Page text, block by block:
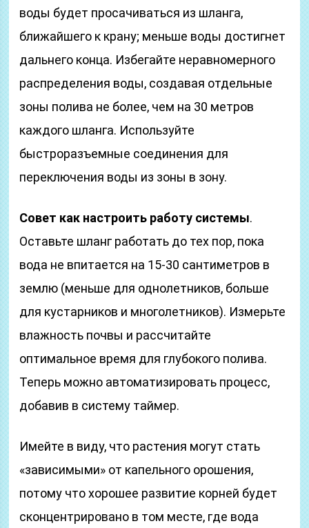
воды будет просачиваться из шланга,
ближайшего к крану; меньше воды достигнет
дальнего конца. Избегайте неравномерного
распределения воды, создавая отдельные
зоны полива не более, чем на 30 метров
каждого шланга. Используйте
быстроразъемные соединения для
переключения воды из зоны в зону.
Совет как настроить работу системы.
Оставьте шланг работать до тех пор, пока
вода не впитается на 15-30 сантиметров в
землю (меньше для однолетников, больше
для кустарников и многолетников). Измерьте
влажность почвы и рассчитайте
оптимальное время для глубокого полива.
Теперь можно автоматизировать процесс,
добавив в систему таймер.
Имейте в виду, что растения могут стать
«зависимыми» от капельного орошения,
потому что хорошее развитие корней будет
сконцентрировано в том месте, где вода